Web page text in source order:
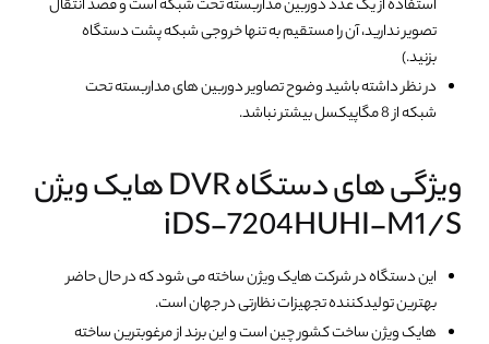
استفاده از یک عدد دوربین مداربسته تحت شبکه است و قصد انتقال
تصویر ندارید، آن را مستقیم به تنها خروجی شبکه پشت دستگاه
بزنید.)
در نظر داشته باشید وضوح تصاویر دوربین های مداربسته تحت
شبکه از 8 مگاپیکسل بیشتر نباشد.
ویژگی های دستگاه DVR هایک ویژن
iDS-7204HUHI-M1/S
این دستگاه در شرکت هایک ویژن ساخته می شود که در حال حاضر
بهترین تولیدکننده تجهیزات نظارتی در جهان است.
هایک ویژن ساخت کشور چین است و این برند از مرغوبترین ساخته